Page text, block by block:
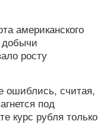
американского
добычи
росту
ошиблись, считая,
под
курс рубля только